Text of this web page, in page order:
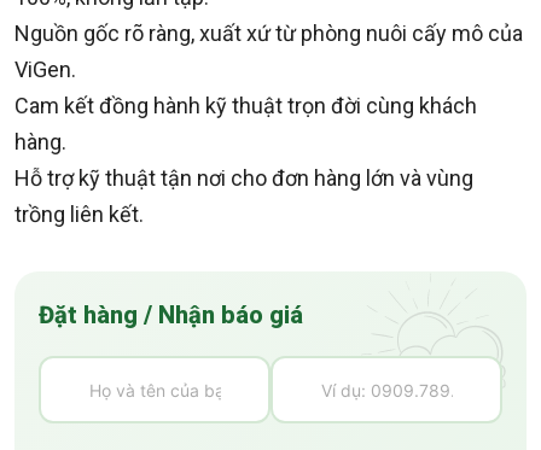
Nguồn gốc rõ ràng, xuất xứ từ phòng nuôi cấy mô của
ViGen.
Cam kết đồng hành kỹ thuật trọn đời cùng khách
hàng.
Hỗ trợ kỹ thuật tận nơi cho đơn hàng lớn và vùng
trồng liên kết.
Đặt hàng / Nhận báo giá